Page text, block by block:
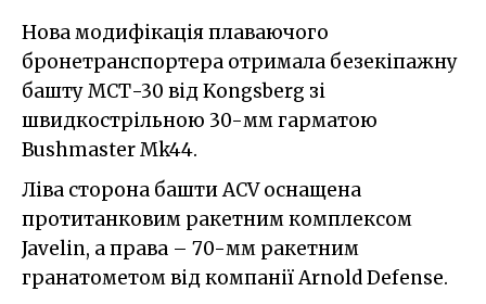
Нова модифікація плаваючого
бронетранспортера отримала безекіпажну
башту МСТ-30 від Kongsberg зі
швидкострільною 30-мм гарматою
Bushmaster Mk44.
Ліва сторона башти ACV оснащена
протитанковим ракетним комплексом
Javelin, а права – 70-мм ракетним
гранатометом від компанії Arnold Defense.